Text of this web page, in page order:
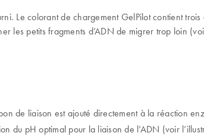
Le colorant de chargement GelPilot contient trois
les petits fragments d’ADN de migrer trop loin
de liaison est ajouté directement à la réaction
du pH optimal pour la liaison de l’ADN (voir